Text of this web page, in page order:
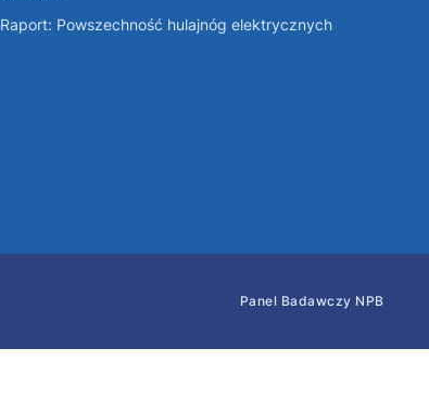
Raport: Powszechność hulajnóg elektrycznych
Panel Badawczy NPB